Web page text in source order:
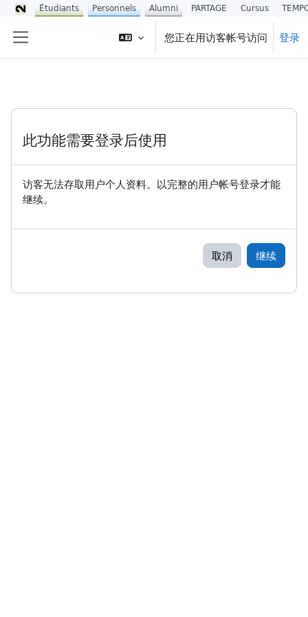
您正在用访客帐号访问 登录
此功能需要登录后使用
访客无法存取用户个人资料。以完整的用户帐号登录才能
继续。
取消 继续
Étudiants Personnels Alumni PARTAGE Cursus